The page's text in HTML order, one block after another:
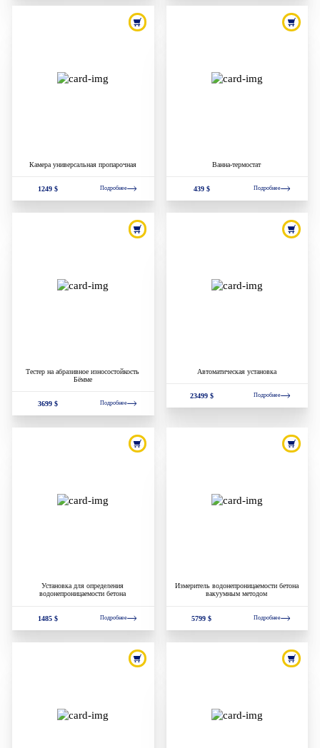
Камера универсальная пропарочная
1249 $ Подробнее
Ванна-термостат
439 $ Подробнее
Тестер на абразивное износостойкость
Бёмме
3699 $ Подробнее
Автоматическая установка
23499 $ Подробнее
Установка для определения
водонепроницаемости бетона
1485 $ Подробнее
Измеритель водонепроницаемости бетона
вакуумным методом
5799 $ Подробнее